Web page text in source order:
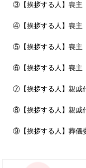
③【挨拶する人】喪主
④【挨拶する人】喪主
⑤【挨拶する人】喪主
⑥【挨拶する人】喪主
⑦【挨拶する人】親戚
⑧【挨拶する人】親戚
⑨【挨拶する人】葬儀